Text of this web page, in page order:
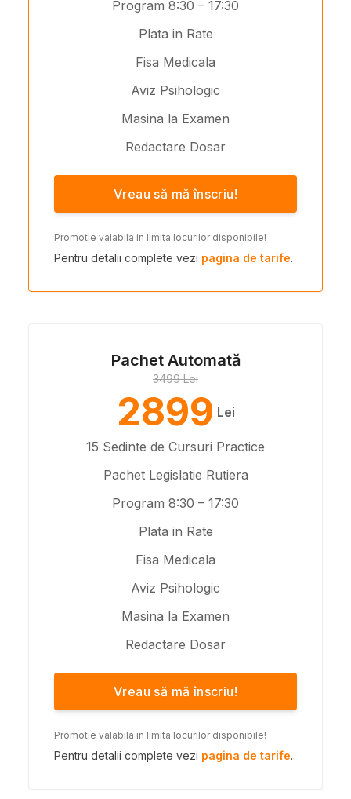
Program 8:30 – 17:30
Plata in Rate
Fisa Medicala
Aviz Psihologic
Masina la Examen
Redactare Dosar
Vreau să mă înscriu!
Promotie valabila in limita locurilor disponibile!
Pentru detalii complete vezi pagina de tarife.
Pachet Automată
3499 Lei
2899 Lei
15 Sedinte de Cursuri Practice
Pachet Legislatie Rutiera
Program 8:30 – 17:30
Plata in Rate
Fisa Medicala
Aviz Psihologic
Masina la Examen
Redactare Dosar
Vreau să mă înscriu!
Promotie valabila in limita locurilor disponibile!
Pentru detalii complete vezi pagina de tarife.